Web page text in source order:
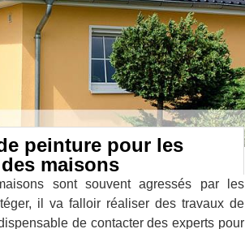
peinture pour les
maisons
sont souvent agressés par les
il va falloir réaliser des travaux de
de contacter des experts pour